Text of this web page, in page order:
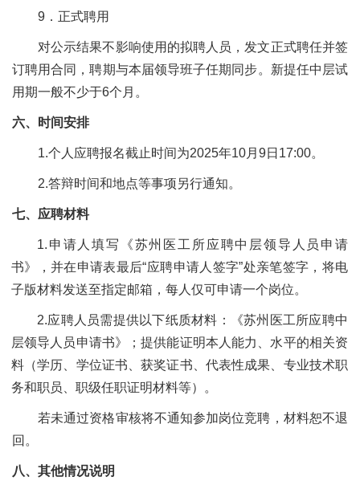
9．正式聘用
对公示结果不影响使用的拟聘人员，发文正式聘任并签
订聘用合同，聘期与本届领导班子任期同步。新提任中层试
用期一般不少于6个月。
六、时间安排
1.个人应聘报名截止时间为2025年10月 9日 17:00。
2.答辩时间和地点等事项另行通知。
七、应聘材料
1.申请人填写《苏州医工所应聘中层领导人员申请
书》，并在申请表最后“应聘申请人签字”处亲笔签字，将电
子版材料发送至指定邮箱，每人仅可申请一个岗位。
2.应聘人员需提供以下纸质材料：《苏州医工所应聘中
层领导人员申请书》；提供能证明本人能力、水平的相关资
料（学历、学位证书、获奖证书、代表性成果、专业技术职
务和职员、职级任职证明材料等）。
若未通过资格审核将不通知参加岗位竞聘，材料恕不退
回。
八、其他情况说明